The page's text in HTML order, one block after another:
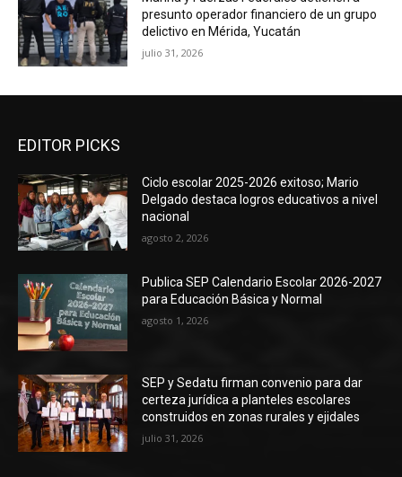
presunto operador financiero de un grupo
delictivo en Mérida, Yucatán
julio 31, 2026
EDITOR PICKS
Ciclo escolar 2025-2026 exitoso; Mario
Delgado destaca logros educativos a nivel
nacional
agosto 2, 2026
Publica SEP Calendario Escolar 2026-2027
para Educación Básica y Normal
agosto 1, 2026
SEP y Sedatu firman convenio para dar
certeza jurídica a planteles escolares
construidos en zonas rurales y ejidales
julio 31, 2026